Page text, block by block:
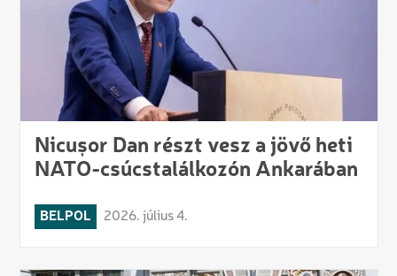
Nicușor Dan részt vesz a jövő heti
NATO-csúcstalálkozón Ankarában
BELPOL 2026. július 4.